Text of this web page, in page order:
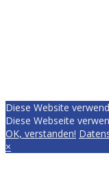
Diese Website
Diese Webseite
OK, verstanden!
×